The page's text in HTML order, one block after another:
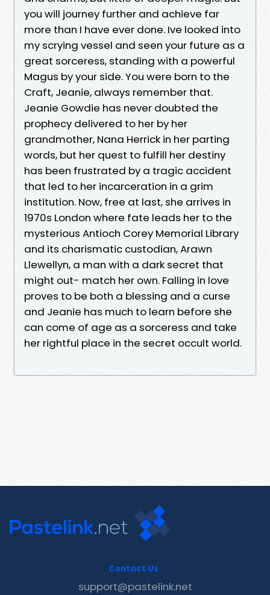
you will journey further and achieve far
more than I have ever done. Ive looked into
my scrying vessel and seen your future as a
great sorceress, standing with a powerful
Magus by your side. You were born to the
Craft, Jeanie, always remember that.
Jeanie Gowdie has never doubted the
prophecy delivered to her by her
grandmother, Nana Herrick in her parting
words, but her quest to fulfill her destiny
has been frustrated by a tragic accident
that led to her incarceration in a grim
institution. Now, free at last, she arrives in
1970s London where fate leads her to the
mysterious Antioch Corey Memorial Library
and its charismatic custodian, Arawn
Llewellyn, a man with a dark secret that
might out- match her own. Falling in love
proves to be both a blessing and a curse
and Jeanie has much to learn before she
can come of age as a sorceress and take
her rightful place in the secret occult world.
Contact Us
support@pastelink.net